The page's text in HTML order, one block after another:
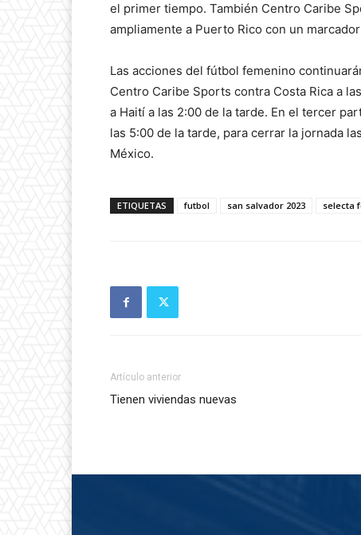
el primer tiempo. También Centro Caribe
ampliamente a Puerto Rico con un
Las acciones del fútbol femenino
Centro Caribe Sports contra Costa Rica a
a Haití a las 2:00 de la tarde. En el tercer
las 5:00 de la tarde, para cerrar la jornada
México.
ETIQUETAS futbol san salvador 2023 selecta
Artículo anterior
Tienen viviendas nuevas